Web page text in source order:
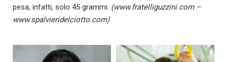
pesa, infatti, solo 45 grammi. (www.fratelliguzzini.com –
www.spalvieridelciotto.com)